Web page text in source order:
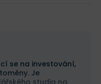
se na investování,
Je
studia na